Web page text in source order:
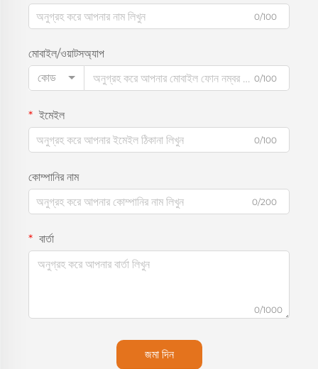
0/100
মোবাইল/ওয়াটসঅ্যাপ
কোড
0/100
ইমেইল
0/100
কোম্পানির নাম
0/200
বার্তা
0/1000
জমা দিন